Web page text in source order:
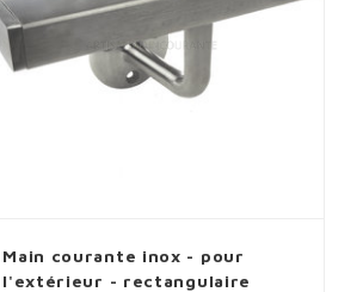
Main courante inox - pour
l'extérieur - rectangulaire